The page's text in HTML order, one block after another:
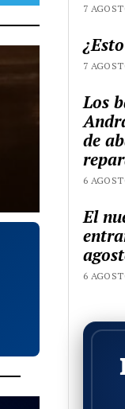
7
7
Los
de
6
El
6